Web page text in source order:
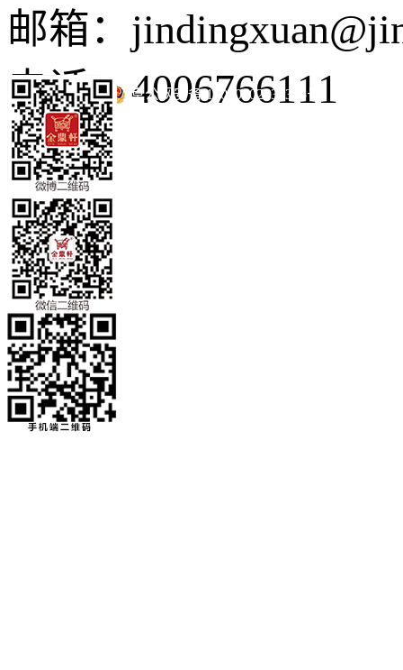
邮箱：
电话：4006766111
京公网安备 11010502035345号